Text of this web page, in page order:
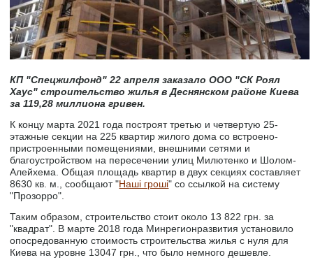
КП "Спецжилфонд" 22 апреля заказало ООО "СК Роял
Хаус" строительство жилья в Деснянском районе Киева
за 119,28 миллиона гривен.
К концу марта 2021 года построят третью и четвертую 25-
этажные секции на 225 квартир жилого дома со встроено-
пристроенными помещениями, внешними сетями и
благоустройством на пересечении улиц Милютенко и Шолом-
Алейхема. Общая площадь квартир в двух секциях составляет
8630 кв. м., сообщают "Наші гроші" со ссылкой на систему
"Прозорро".
Таким образом, строительство стоит около 13 822 грн. за
"квадрат". В марте 2018 года Минрегионразвития установило
опосредованную стоимость строительства жилья с нуля для
Киева на уровне 13047 грн., что было немного дешевле.